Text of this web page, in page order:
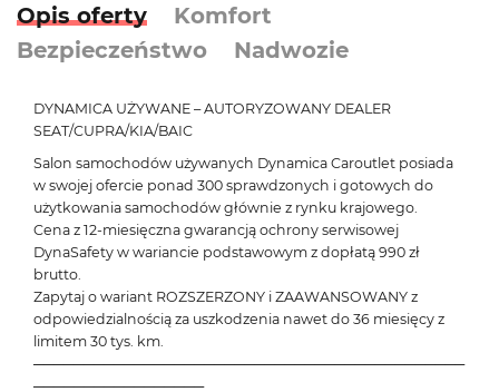
Opis oferty
Komfort
Bezpieczeństwo
Nadwozie
DYNAMICA UŻYWANE – AUTORYZOWANY DEALER
SEAT/CUPRA/KIA/BAIC
Salon samochodów używanych Dynamica Caroutlet posiada
w swojej ofercie ponad 300 sprawdzonych i gotowych do
użytkowania samochodów głównie z rynku krajowego.
Cena z 12-miesięczna gwarancją ochrony serwisowej
DynaSafety w wariancie podstawowym z dopłatą 990 zł
brutto.
Zapytaj o wariant ROZSZERZONY i ZAAWANSOWANY z
odpowiedzialnością za uszkodzenia nawet do 36 miesięcy z
limitem 30 tys. km.
───────────────────────────────────────────
─────────────────